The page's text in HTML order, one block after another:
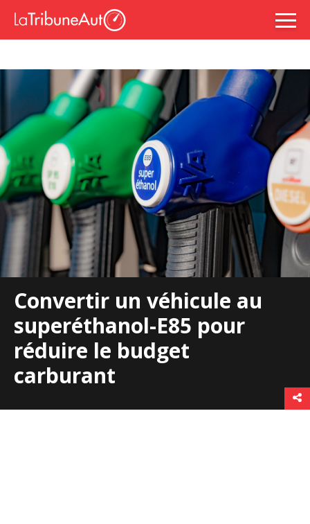
Convertir un véhicule au
superéthanol-E85 pour
réduire le budget
carburant